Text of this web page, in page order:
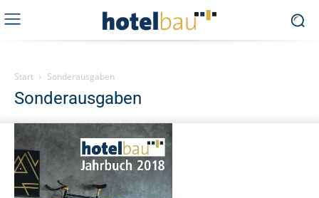
Start Sonderausgaben
Sonderausgaben